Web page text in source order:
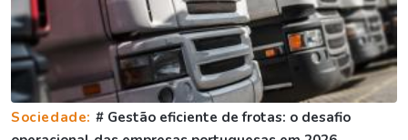
Sociedade: # Gestão eficiente de frotas: o desafio